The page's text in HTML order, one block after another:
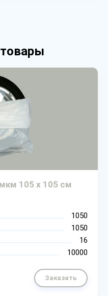
105 х 105 см
1050
1050
16
10000
Заказать